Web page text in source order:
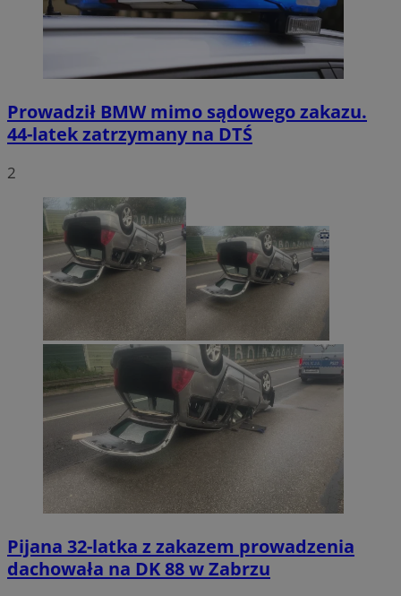
Prowadził BMW mimo sądowego zakazu.
44-latek zatrzymany na DTŚ
2
Pijana 32-latka z zakazem prowadzenia
dachowała na DK 88 w Zabrzu